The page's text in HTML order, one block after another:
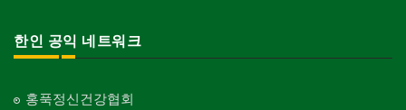
한인 공익 네트워크
홍푹정신건강협회